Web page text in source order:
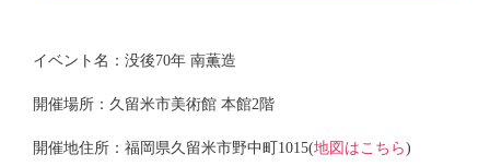
イベント名：没後70年 南薫造
開催場所：久留米市美術館 本館2階
開催地住所：福岡県久留米市野中町1015(地図はこちら)